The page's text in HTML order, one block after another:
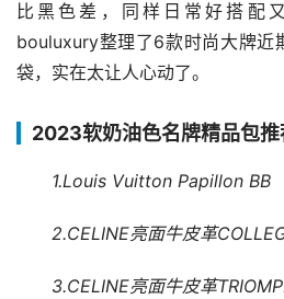
比黑色差，同样日常好搭配
bouluxury整理了6款时尚大牌近
袋，实在太让人心动了。
2023软奶油色名牌精品包推
1.Louis Vuitton Papillon BB
2.CELINE亮面牛皮革
3.CELINE亮面牛皮革